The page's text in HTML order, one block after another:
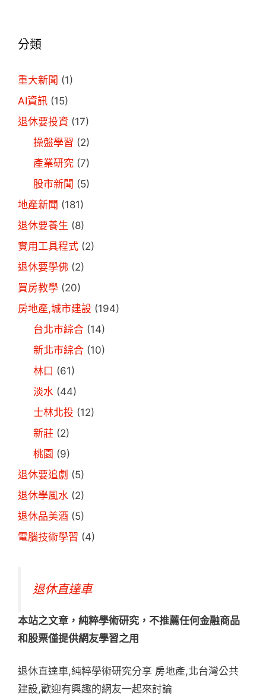
分類
重大新聞 (1)
AI資訊 (15)
退休要投資 (17)
操盤學習 (2)
產業研究(7)
股市新聞 (5)
地產新聞 (181)
退休要養生 (8)
實用工具程式 (2)
退休要學佛 (2)
買房教學 (20)
房地產,城市建設 (194)
台北市綜合(14)
新北市綜合(10)
林口 (61)
淡水(44)
士林北投 (12)
新莊(2)
桃園 (9)
退休要追劇 (5)
退休學風水 (2)
退休品美酒 (5)
電腦技術學習 (4)
退休直達車
本站之文章，純粹學術研究，不推薦任何金融商品
和股票僅提供網友學習之用
退休直達車,純粹學術研究分享 房地產,北台灣公共
建設,歡迎有興趣的網友一起來討論